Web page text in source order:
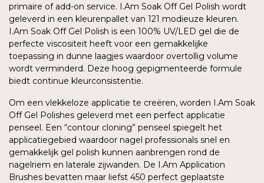
primaire of add-on service. I.Am Soak Off Gel Polish wordt
geleverd in een kleurenpallet van 121 modieuze kleuren.
I.Am Soak Off Gel Polish is een 100% UV/LED gel die de
perfecte viscositeit heeft voor een gemakkelijke
toepassing in dunne laagjes waardoor overtollig volume
wordt verminderd. Deze hoog gepigmenteerde formule
biedt continue kleurconsistentie.
Om een vlekkeloze applicatie te creëren, worden I.Am Soak
Off Gel Polishes geleverd met een perfect applicatie
penseel. Een “contour cloning” penseel spiegelt het
applicatiegebied waardoor nagel professionals snel en
gemakkelijk gel polish kunnen aanbrengen rond de
nagelriem en laterale zijwanden. De I.Am Application
Brushes bevatten maar liefst 450 perfect geplaatste